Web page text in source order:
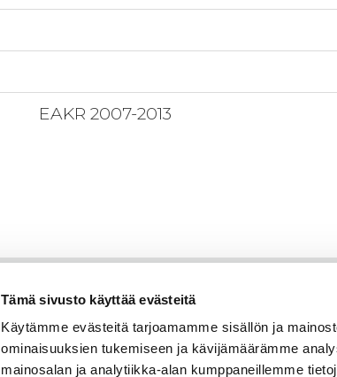
Tämä sivusto käyttää evästeitä
Käytämme evästeitä tarjoamamme sisällön ja
ominaisuuksien tukemiseen ja kävijämäärämme
mainosalan ja analytiikka-alan kumppaneillemme
EAKR 2007-2013